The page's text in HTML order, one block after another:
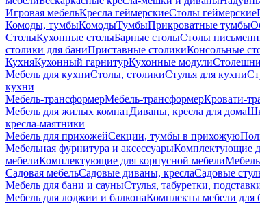
Игровая мебельКресла геймерскиеСтолы геймерские
Комоды, тумбыКомодыТумбыПрикроватные тумбы
СтолыКухонные столыБарные столыСтолы
столики для баниПриставные столикиКонсольные
КухняКухонный гарнитурКухонные модули
Мебель для кухниСтолы, столикиСтулья для кухни
кухни
Мебель-трансформерМебель-трансформерКровати-
Мебель для жилых комнатДиваны, кресла для дома
кресла-маятники
Мебель для прихожейСекции, тумбы в прихожую
Мебельная фурнитура и аксессуарыКомплектующие
мебелиКомплектующие для корпусной мебели
Садовая мебельСадовые диваны, креслаСадовые
Мебель для бани и сауныСтулья, табуретки,
Мебель для лоджии и балконаКомплекты мебели для